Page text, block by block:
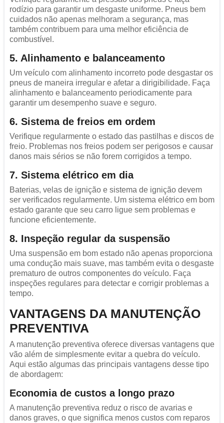
rodízio para garantir um desgaste uniforme. Pneus bem
cuidados não apenas melhoram a segurança, mas
também contribuem para uma melhor eficiência de
combustível.
5. Alinhamento e balanceamento
Um veículo com alinhamento incorreto pode desgastar os
pneus de maneira irregular e afetar a dirigibilidade. Faça
alinhamento e balanceamento periodicamente para
garantir um desempenho suave e seguro.
6. Sistema de freios em ordem
Verifique regularmente o estado das pastilhas e discos de
freio. Problemas nos freios podem ser perigosos e causar
danos mais sérios se não forem corrigidos a tempo.
7. Sistema elétrico em dia
Baterias, velas de ignição e sistema de ignição devem
ser verificados regularmente. Um sistema elétrico em bom
estado garante que seu carro ligue sem problemas e
funcione eficientemente.
8. Inspeção regular da suspensão
Uma suspensão em bom estado não apenas proporciona
uma condução mais suave, mas também evita o desgaste
prematuro de outros componentes do veículo. Faça
inspeções regulares para detectar e corrigir problemas a
tempo.
VANTAGENS DA MANUTENÇÃO
PREVENTIVA
A manutenção preventiva oferece diversas vantagens que
vão além de simplesmente evitar a quebra do veículo.
Aqui estão algumas das principais vantagens desse tipo
de abordagem:
Economia de custos a longo prazo
A manutenção preventiva reduz o risco de avarias e
danos graves, o que significa menos custos com reparos